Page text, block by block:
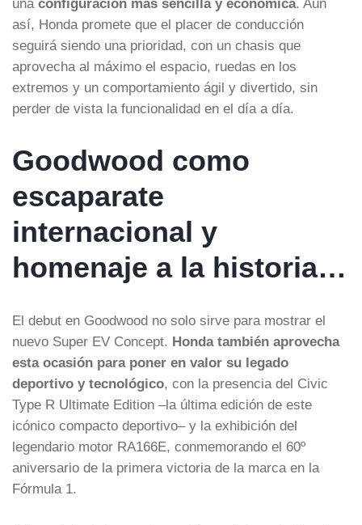
una configuración más sencilla y económica. Aun
así, Honda promete que el placer de conducción
seguirá siendo una prioridad, con un chasis que
aprovecha al máximo el espacio, ruedas en los
extremos y un comportamiento ágil y divertido, sin
perder de vista la funcionalidad en el día a día.
Goodwood como
escaparate
internacional y
homenaje a la historia…
El debut en Goodwood no solo sirve para mostrar el
nuevo Super EV Concept. Honda también aprovecha
esta ocasión para poner en valor su legado
deportivo y tecnológico, con la presencia del Civic
Type R Ultimate Edition –la última edición de este
icónico compacto deportivo– y la exhibición del
legendario motor RA166E, conmemorando el 60º
aniversario de la primera victoria de la marca en la
Fórmula 1.